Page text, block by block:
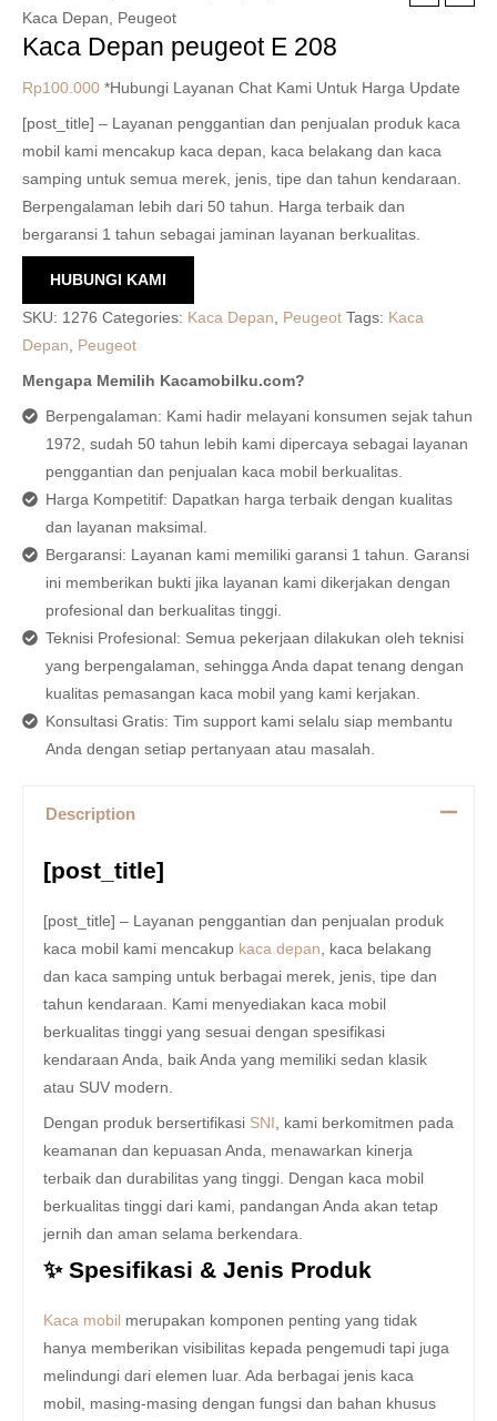
Kaca Depan, Peugeot
Kaca Depan peugeot E 208
Rp100.000 *Hubungi Layanan Chat Kami Untuk Harga Update
[post_title] – Layanan penggantian dan penjualan produk kaca
mobil kami mencakup kaca depan, kaca belakang dan kaca
samping untuk semua merek, jenis, tipe dan tahun kendaraan.
Berpengalaman lebih dari 50 tahun. Harga terbaik dan
bergaransi 1 tahun sebagai jaminan layanan berkualitas.
HUBUNGI KAMI
SKU: 1276 Categories: Kaca Depan, Peugeot Tags: Kaca
Depan, Peugeot
Mengapa Memilih Kacamobilku.com?
Berpengalaman: Kami hadir melayani konsumen sejak tahun
1972, sudah 50 tahun lebih kami dipercaya sebagai layanan
penggantian dan penjualan kaca mobil berkualitas.
Harga Kompetitif: Dapatkan harga terbaik dengan kualitas
dan layanan maksimal.
Bergaransi: Layanan kami memiliki garansi 1 tahun. Garansi
ini memberikan bukti jika layanan kami dikerjakan dengan
profesional dan berkualitas tinggi.
Teknisi Profesional: Semua pekerjaan dilakukan oleh teknisi
yang berpengalaman, sehingga Anda dapat tenang dengan
kualitas pemasangan kaca mobil yang kami kerjakan.
Konsultasi Gratis: Tim support kami selalu siap membantu
Anda dengan setiap pertanyaan atau masalah.
Description
[post_title]
[post_title] – Layanan penggantian dan penjualan produk
kaca mobil kami mencakup kaca depan , kaca belakang
dan kaca samping untuk berbagai merek, jenis, tipe dan
tahun kendaraan. Kami menyediakan kaca mobil
berkualitas tinggi yang sesuai dengan spesifikasi
kendaraan Anda, baik Anda yang memiliki sedan klasik
atau SUV modern.
Dengan produk bersertifikasi SNI
, kami berkomitmen pada
keamanan dan kepuasan Anda, menawarkan kinerja
terbaik dan durabilitas yang tinggi. Dengan kaca mobil
berkualitas tinggi dari kami, pandangan Anda akan tetap
jernih dan aman selama berkendara.
✨ Spesifikasi & Jenis Produk
Kaca mobil merupakan komponen penting yang tidak
hanya memberikan visibilitas kepada pengemudi tapi juga
melindungi dari elemen luar. Ada berbagai jenis kaca
mobil, masing-masing dengan fungsi dan bahan khusus